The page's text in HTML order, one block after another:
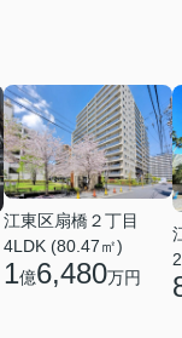
江東区扇橋２丁目
4LDK (80.47㎡)
1億6,480万円